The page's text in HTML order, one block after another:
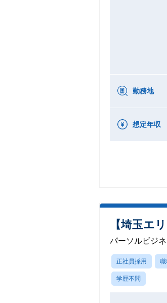
勤務地
想定年収
【埼玉エ
パーソルビジ
正社員採用
学歴不問